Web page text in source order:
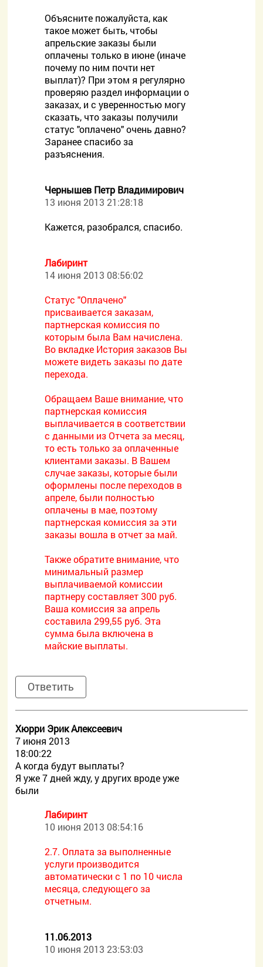
Объясните пожалуйста, как
такое может быть, чтобы
апрельские заказы были
оплачены только в июне (иначе
почему по ним почти нет
выплат)? При этом я регулярно
проверяю раздел информации о
заказах, и с уверенностью могу
сказать, что заказы получили
статус "оплачено" очень давно?
Заранее спасибо за
разъяснения.
Чернышев Петр Владимирович
13 июня 2013 21:28:18
Кажется, разобрался, спасибо.
Лабиринт
14 июня 2013 08:56:02
Статус "Оплачено"
присваивается заказам,
партнерская комиссия по
которым была Вам начислена.
Во вкладке История заказов Вы
можете видеть заказы по дате
перехода.
Обращаем Ваше внимание, что
партнерская комиссия
выплачивается в соответствии
с данными из Отчета за месяц,
то есть только за оплаченные
клиентами заказы. В Вашем
случае заказы, которые были
оформлены после переходов в
апреле, были полностью
оплачены в мае, поэтому
партнерская комиссия за эти
заказы вошла в отчет за май.
Также обратите внимание, что
минимальный размер
выплачиваемой комиссии
партнеру составляет 300 руб.
Ваша комиссия за апрель
составила 299,55 руб. Эта
сумма была включена в
майские выплаты.
Ответить
Хюрри Эрик Алексеевич
7 июня 2013
18:00:22
А когда будут выплаты?
Я уже 7 дней жду, у других вроде уже
были
Лабиринт
10 июня 2013 08:54:16
2.7. Оплата за выполненные
услуги производится
автоматически с 1 по 10 числа
месяца, следующего за
отчетным.
11.06.2013
10 июня 2013 23:53:03